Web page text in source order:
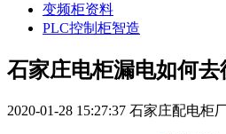
变频柜资料
PLC控制柜智造
石家庄电柜漏电如何去
2020-01-28 15:27:37 石家庄配电柜